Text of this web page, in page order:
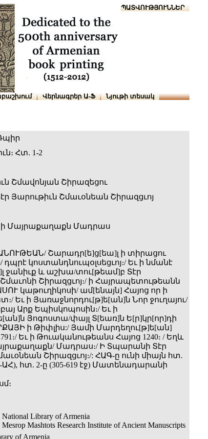
ՆԱԽԱՊԱՏՎՈՒԹՅՈՒՆՆԵՐ
Վերնագրեր Ա-Ֆ Նյութի տեսակ
Հտ. 1-2
Շմավոնյան Շիրազեցու
Յարութիւն Շմաւօնեան Շիրազցւոյ
ի Մայրաքաղաքն Մադրաս
Շարադր[ե]ց[եա]լ ի տիրացու
կոստանդնուպօլսեցւոյ։/ Եւ ի նմանէ
ջանիւք և աշխա­/տու[թեամ]բ Տէր
Շիրազցւոյ։/ ի Հայրապետութեանն
կաթուղիկոսի/ ամ[ենայն] Հայոց որ ի
Եւ ի Յառաջնորդու[թ]ե[ան]ն Նոր ջուղայու/
Արք Եպիսկոպոսին։/ Եւ ի
Յոգոստա/փայլ Տ[եառ]ն Ե[ր]կր[որ]դի
ի Թիփլիս:/ Յամի Մարդեղու[թ]ե[ան]
Եւ ի Թուականութեանս Հայոց 1240։ / Եղև
Մադրաս։/ Ի Տպարանի Տէր
Շիրազցւոյ։/: ՀԱԳ-ը ունի միայն հտ.
ԱՀ), հտ. 2-ը (305-619 էջ) Մատենադարանի
National Library of Armenia
Mashtots Research Institute of Ancient Manuscripts
of Armenia